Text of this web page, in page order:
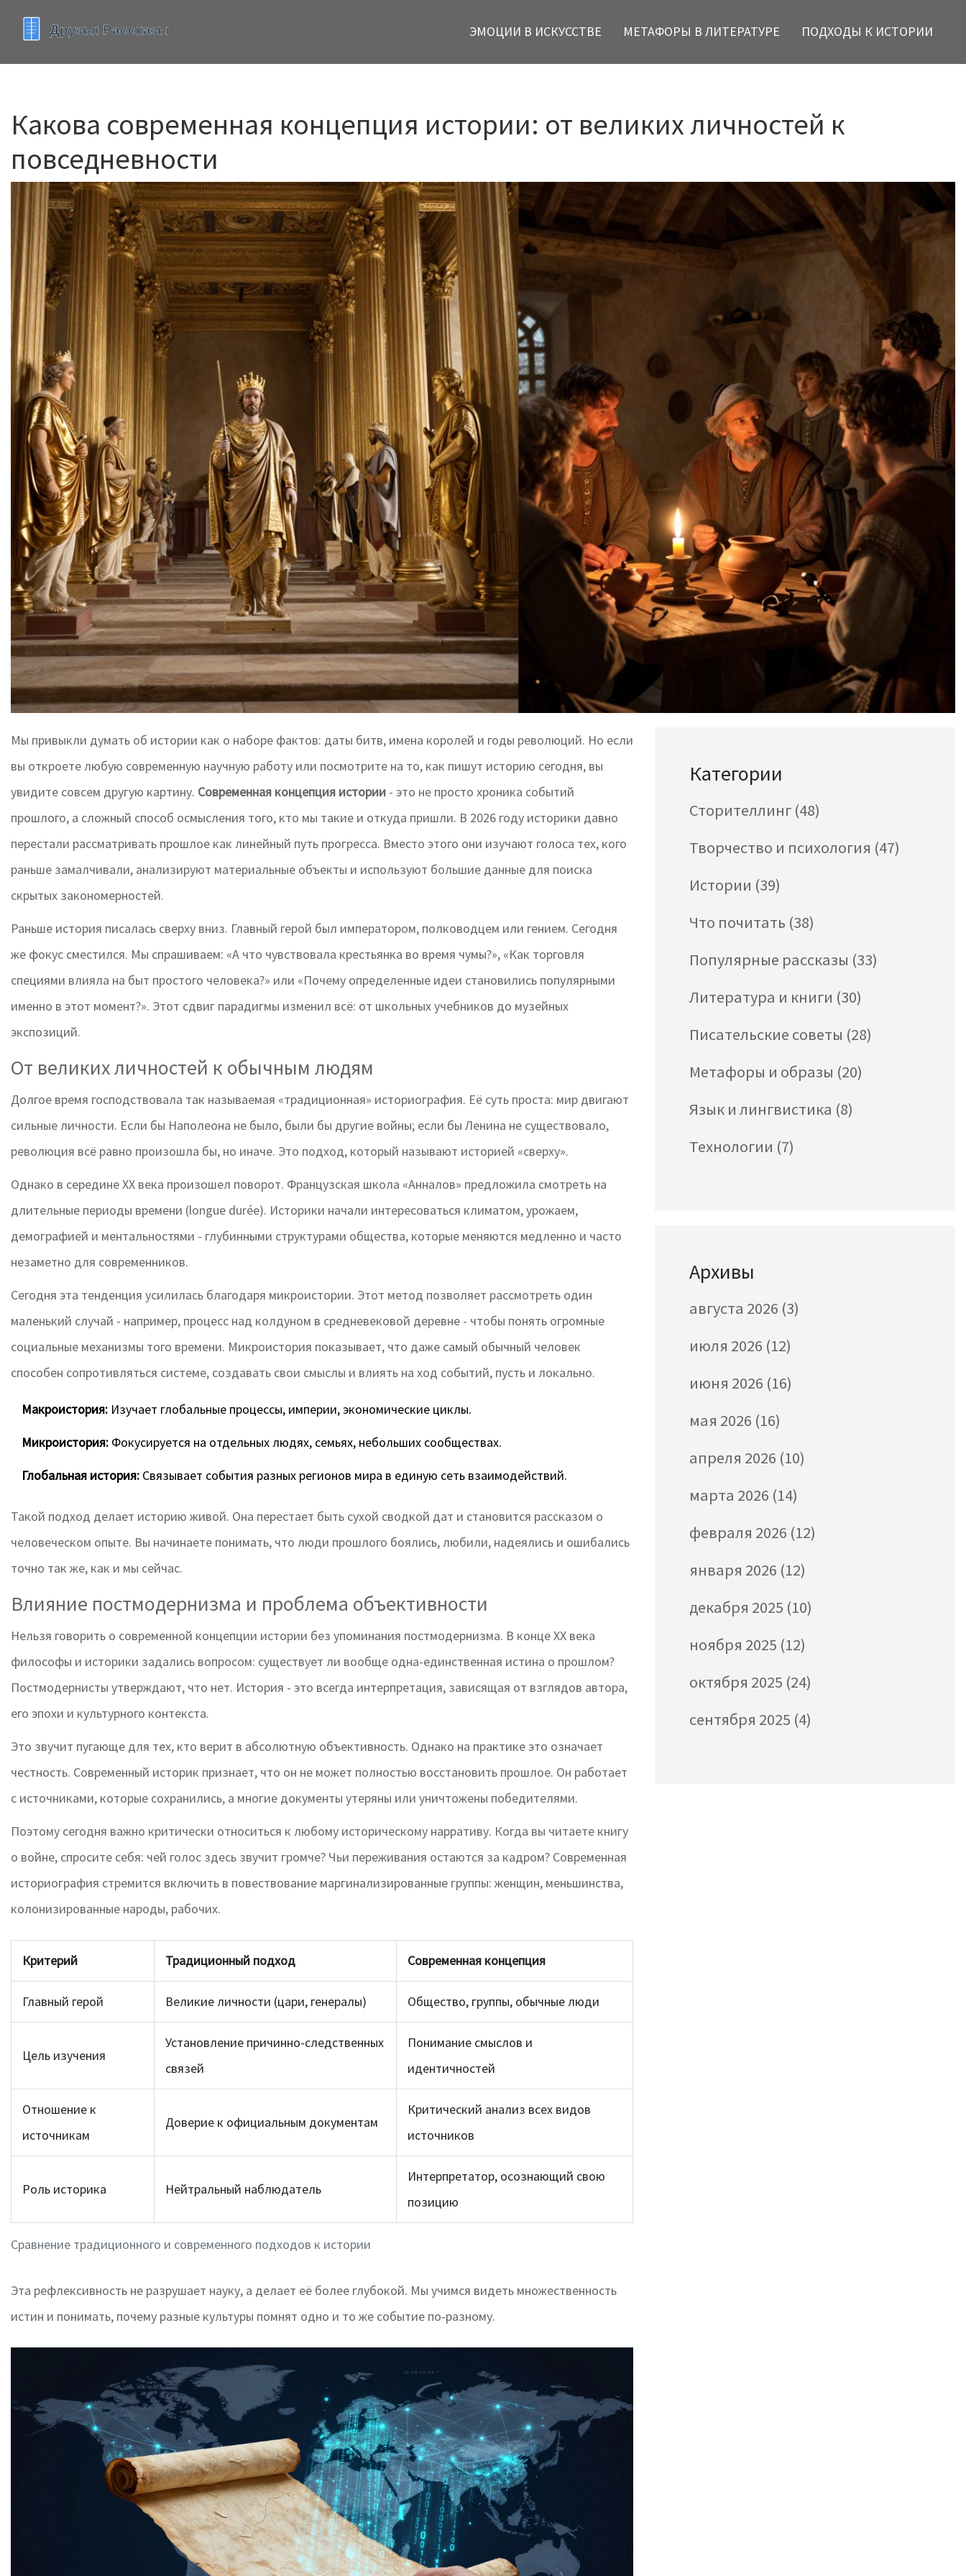
ЭМОЦИИ В ИСКУССТВЕ МЕТАФОРЫ В ЛИТЕРАТУРЕ ПОДХОДЫ К ИСТОРИИ
Какова современная концепция истории: от великих личностей к
повседневности
Мы привыкли думать об истории как о наборе фактов: даты битв, имена королей и годы революций. Но если
вы откроете любую современную научную работу или посмотрите на то, как пишут историю сегодня, вы
увидите совсем другую картину. Современная концепция истории - это не просто хроника событий
прошлого, а сложный способ осмысления того, кто мы такие и откуда пришли. В 2026 году историки давно
перестали рассматривать прошлое как линейный путь прогресса. Вместо этого они изучают голоса тех, кого
раньше замалчивали, анализируют материальные объекты и используют большие данные для поиска
скрытых закономерностей.
Раньше история писалась сверху вниз. Главный герой был императором, полководцем или гением. Сегодня
же фокус сместился. Мы спрашиваем: «А что чувствовала крестьянка во время чумы?», «Как торговля
специями влияла на быт простого человека?» или «Почему определенные идеи становились популярными
именно в этот момент?». Этот сдвиг парадигмы изменил всё: от школьных учебников до музейных
экспозиций.
От великих личностей к обычным людям
Долгое время господствовала так называемая «традиционная» историография. Её суть проста: мир двигают
сильные личности. Если бы Наполеона не было, были бы другие войны; если бы Ленина не существовало,
революция всё равно произошла бы, но иначе. Это подход, который называют историей «сверху».
Однако в середине XX века произошел поворот. Французская школа «Анналов» предложила смотреть на
длительные периоды времени (longue durée). Историки начали интересоваться климатом, урожаем,
демографией и ментальностями - глубинными структурами общества, которые меняются медленно и часто
незаметно для современников.
Сегодня эта тенденция усилилась благодаря микроистории. Этот метод позволяет рассмотреть один
маленький случай - например, процесс над колдуном в средневековой деревне - чтобы понять огромные
социальные механизмы того времени. Микроистория показывает, что даже самый обычный человек
способен сопротивляться системе, создавать свои смыслы и влиять на ход событий, пусть и локально.
Макроистория: Изучает глобальные процессы, империи, экономические циклы.
Микроистория: Фокусируется на отдельных людях, семьях, небольших сообществах.
Глобальная история: Связывает события разных регионов мира в единую сеть взаимодействий.
Такой подход делает историю живой. Она перестает быть сухой сводкой дат и становится рассказом о
человеческом опыте. Вы начинаете понимать, что люди прошлого боялись, любили, надеялись и ошибались
точно так же, как и мы сейчас.
Влияние постмодернизма и проблема объективности
Нельзя говорить о современной концепции истории без упоминания постмодернизма. В конце XX века
философы и историки задались вопросом: существует ли вообще одна-единственная истина о прошлом?
Постмодернисты утверждают, что нет. История - это всегда интерпретация, зависящая от взглядов автора,
его эпохи и культурного контекста.
Это звучит пугающе для тех, кто верит в абсолютную объективность. Однако на практике это означает
честность. Современный историк признает, что он не может полностью восстановить прошлое. Он работает
с источниками, которые сохранились, а многие документы утеряны или уничтожены победителями.
Поэтому сегодня важно критически относиться к любому историческому нарративу. Когда вы читаете книгу
о войне, спросите себя: чей голос здесь звучит громче? Чьи переживания остаются за кадром? Современная
историография стремится включить в повествование маргинализированные группы: женщин, меньшинства,
колонизированные народы, рабочих.
Сравнение традиционного и современного подходов к истории
Критерий Традиционный подход Современная концепция
Главный герой Великие личности (цари, генералы) Общество, группы, обычные люди
Цель изучения
Установление причинно-следственных
связей
Понимание смыслов и
идентичностей
Отношение к
источникам
Доверие к официальным документам
Критический анализ всех видов
источников
Роль историка Нейтральный наблюдатель
Интерпретатор, осознающий свою
позицию
Эта рефлексивность не разрушает науку, а делает её более глубокой. Мы учимся видеть множественность
истин и понимать, почему разные культуры помнят одно и то же событие по-разному.
Категории
Сторителлинг (48)
Творчество и психология (47)
Истории (39)
Что почитать (38)
Популярные рассказы (33)
Литература и книги (30)
Писательские советы (28)
Метафоры и образы (20)
Язык и лингвистика (8)
Технологии (7)
Архивы
августа 2026 (3)
июля 2026 (12)
июня 2026 (16)
мая 2026 (16)
апреля 2026 (10)
марта 2026 (14)
февраля 2026 (12)
января 2026 (12)
декабря 2025 (10)
ноября 2025 (12)
октября 2025 (24)
сентября 2025 (4)